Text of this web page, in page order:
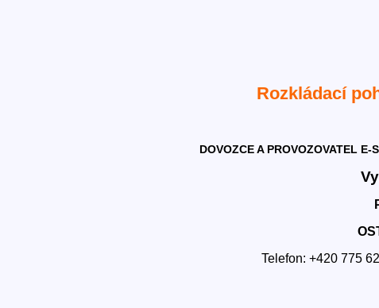
Rozkládací
DOVOZCE A PROVOZOVATEL E-
Telefon: +420 775